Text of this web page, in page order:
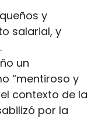
y
salarial, y
un
“mentiroso y
contexto de la
por la